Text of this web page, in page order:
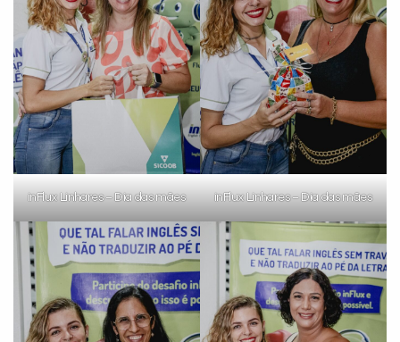
inFlux Linhares – Dia das mães inFlux Linhares – Dia das mães
Preencha com seus dados abaixo e
já vamos te colocar em contato
com a
Você é aluno inFlux?
Sim Não